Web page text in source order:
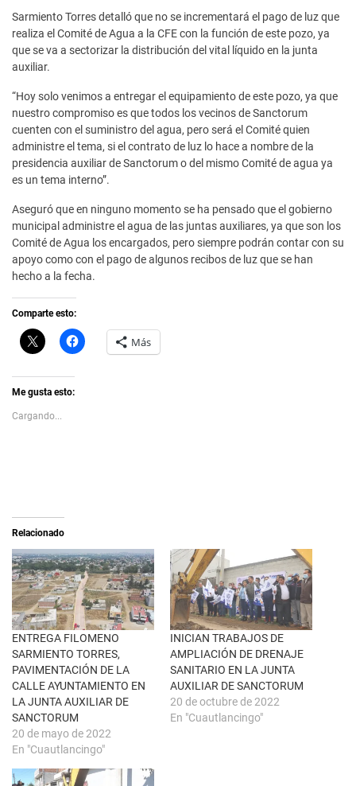
Sarmiento Torres detalló que no se incrementará el pago de luz que
realiza el Comité de Agua a la CFE con la función de este pozo, ya
que se va a sectorizar la distribución del vital líquido en la junta
auxiliar.
“Hoy solo venimos a entregar el equipamiento de este pozo, ya que
nuestro compromiso es que todos los vecinos de Sanctorum
cuenten con el suministro del agua, pero será el Comité quien
administre el tema, si el contrato de luz lo hace a nombre de la
presidencia auxiliar de Sanctorum o del mismo Comité de agua ya
es un tema interno”.
Aseguró que en ninguno momento se ha pensado que el gobierno
municipal administre el agua de las juntas auxiliares, ya que son los
Comité de Agua los encargados, pero siempre podrán contar con su
apoyo como con el pago de algunos recibos de luz que se han
hecho a la fecha.
Comparte esto:
C
l
k
t
s
h
e
b
e
e
n
u
n
a
v
e
n
t
a
n
a
n
u
e
v
a
)
H
a
n
F
a
c
e
b
o
o
k
(
S
e
a
b
r
n
u
n
v
Más
Me gusta esto:
Cargando...
Relacionado
ENTREGA FILOMENO
SARMIENTO TORRES,
PAVIMENTACIÓN DE LA
CALLE AYUNTAMIENTO EN
LA JUNTA AUXILIAR DE
SANCTORUM
20 de mayo de 2022
En "Cuautlancingo"
INICIAN TRABAJOS DE
AMPLIACIÓN DE DRENAJE
SANITARIO EN LA JUNTA
AUXILIAR DE SANCTORUM
20 de octubre de 2022
En "Cuautlancingo"